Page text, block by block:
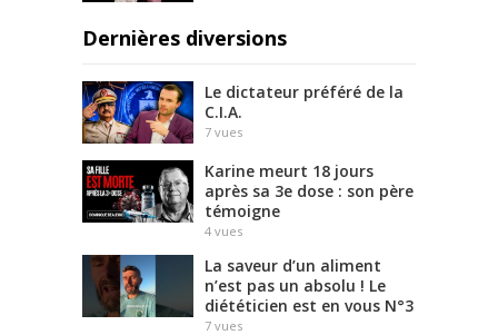
Dernières diversions
Le dictateur préféré de la
C.I.A.
7 vues
Karine meurt 18 jours
après sa 3e dose : son père
témoigne
4 vues
La saveur d’un aliment
n’est pas un absolu ! Le
diététicien est en vous N°3
7 vues